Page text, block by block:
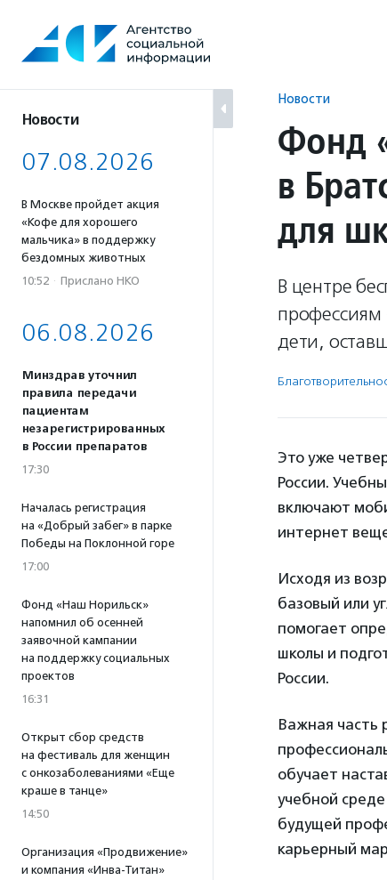
содержанию
Новости
07.08.2026
В Москве пройдет акция
«Кофе для хорошего
мальчика» в поддержку
бездомных животных
10:52 · Прислано НКО
06.08.2026
Минздрав уточнил
правила передачи
пациентам
незарегистрированных
в России препаратов
17:30
Началась регистрация
на «Добрый забег» в парке
Победы на Поклонной горе
17:00
Фонд «Наш Норильск»
напомнил об осенней
заявочной кампании
на поддержку социальных
проектов
16:31
Открыт сбор средств
на фестиваль для женщин
с онкозаболеваниями «Еще
краше в танце»
14:50
Организация «Продвижение»
и компания «Инва-Титан»
Новости
Фонд
в
для
В центре
профессиям
дети,
Это уже
России.
включают
интернет
Исходя из
базовый или
помогает
школы и
России.
Важная часть
обучает
учебной
будущей
карьерный